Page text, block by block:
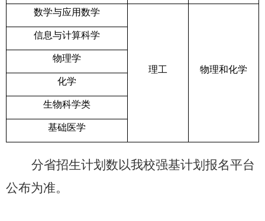
数学与应用数学
理工 物理和化学
信息与计算科学
物理学
化学
生物科学类
基础医学
分省招生计划数以我校强基计划报名平台
公布为准。